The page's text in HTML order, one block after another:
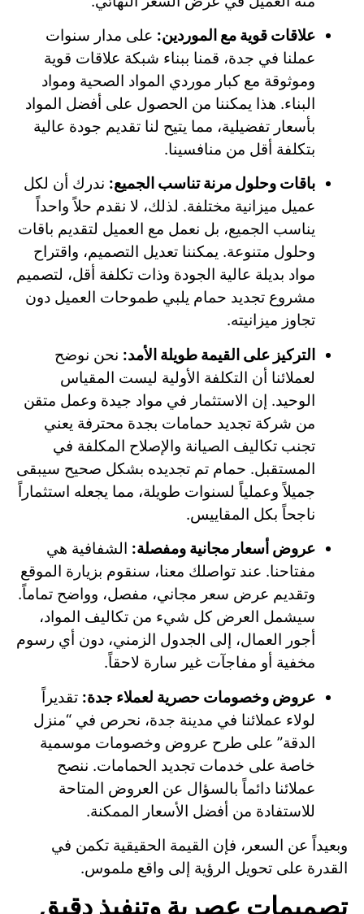
علاقات قوية مع الموردين: على مدار سنوات
عملنا في جدة، قمنا ببناء شبكة علاقات قوية
وموثوقة مع كبار موردي المواد الصحية ومواد
البناء. هذا يمكننا من الحصول على أفضل المواد
بأسعار تفضيلية، مما يتيح لنا تقديم جودة عالية
بتكلفة أقل من منافسينا.
باقات وحلول مرنة تناسب الجميع: ندرك أن لكل
عميل ميزانية مختلفة. لذلك، لا نقدم حلاً واحداً
يناسب الجميع، بل نعمل مع العميل لتقديم باقات
وحلول متنوعة. يمكننا تعديل التصميم، واقتراح
مواد بديلة عالية الجودة وذات تكلفة أقل، لتصميم
مشروع تجديد حمام يلبي طموحات العميل دون
تجاوز ميزانيته.
التركيز على القيمة طويلة الأمد: نحن نوضح
لعملائنا أن التكلفة الأولية ليست المقياس
الوحيد. إن الاستثمار في مواد جيدة وعمل متقن
من شركة تجديد حمامات بجدة محترفة يعني
تجنب تكاليف الصيانة والإصلاح المكلفة في
المستقبل. حمام تم تجديده بشكل صحيح سيبقى
جميلاً وعملياً لسنوات طويلة، مما يجعله استثماراً
ناجحاً بكل المقاييس.
عروض أسعار مجانية ومفصلة: الشفافية هي
مفتاحنا. عند تواصلك معنا، سنقوم بزيارة الموقع
وتقديم عرض سعر مجاني، مفصل، وواضح تماماً.
سيشمل العرض كل شيء من تكاليف المواد،
أجور العمال، إلى الجدول الزمني، دون أي رسوم
مخفية أو مفاجآت غير سارة لاحقاً.
عروض وخصومات حصرية لعملاء جدة: تقديراً
لولاء عملائنا في مدينة جدة، نحرص في “منزل
الدقة” على طرح عروض وخصومات موسمية
خاصة على خدمات تجديد الحمامات. ننصح
عملائنا دائماً بالسؤال عن العروض المتاحة
للاستفادة من أفضل الأسعار الممكنة.
وبعيداً عن السعر، فإن القيمة الحقيقية تكمن في
القدرة على تحويل الرؤية إلى واقع ملموس.
تصميمات عصرية وتنفيذ دقيق